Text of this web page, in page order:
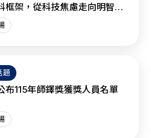
框架，從科技焦慮走向明智協
題
布115年師鐸獎獲獎人員名單